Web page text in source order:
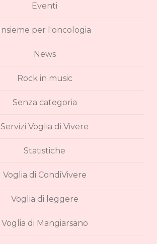
Eventi
Insieme per l'oncologia
News
Rock in music
Senza categoria
Servizi Voglia di Vivere
Statistiche
Voglia di CondiVivere
Voglia di leggere
Voglia di Mangiarsano